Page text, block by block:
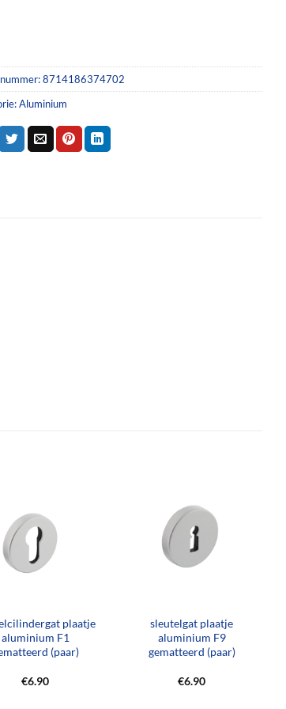
8714186374702
Aluminium
plaatje
aluminium F1
(paar)
€6.90
sleutelgat plaatje
aluminium F9
gematteerd (paar)
€6.90